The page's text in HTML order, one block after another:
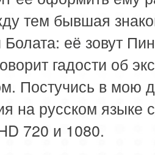
тем бывшая
Болата: её зовут
гадости об
Постучись в мою
на русском языке
720 и 1080.